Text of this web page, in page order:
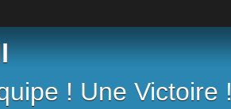
! Une Victoire !